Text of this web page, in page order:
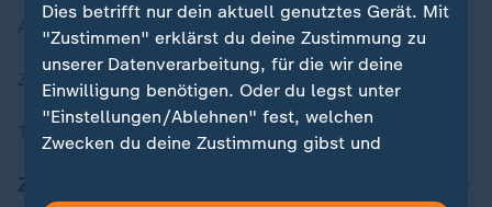
Aktuelle Sendungs-Videos
ZDFheute Stories
Themen im Überblick
Dies betrifft nur dein aktuell genutztes Gerät. Mit
"Zustimmen" erklärst du deine Zustimmung zu
unserer Datenverarbeitung, für die wir deine
Einwilligung benötigen. Oder du legst unter
"Einstellungen/Ablehnen" fest, welchen
Zwecken du deine Zustimmung gibst und